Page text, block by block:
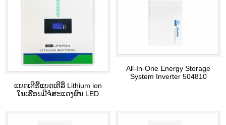
ແບດເຕີຣີ້ແບດເຕີລີ່ Lithium ion
ໃນເຮືອນມີຈໍສະແດງຜົນ LED
All-In-One Energy Storage
System Inverter 504810